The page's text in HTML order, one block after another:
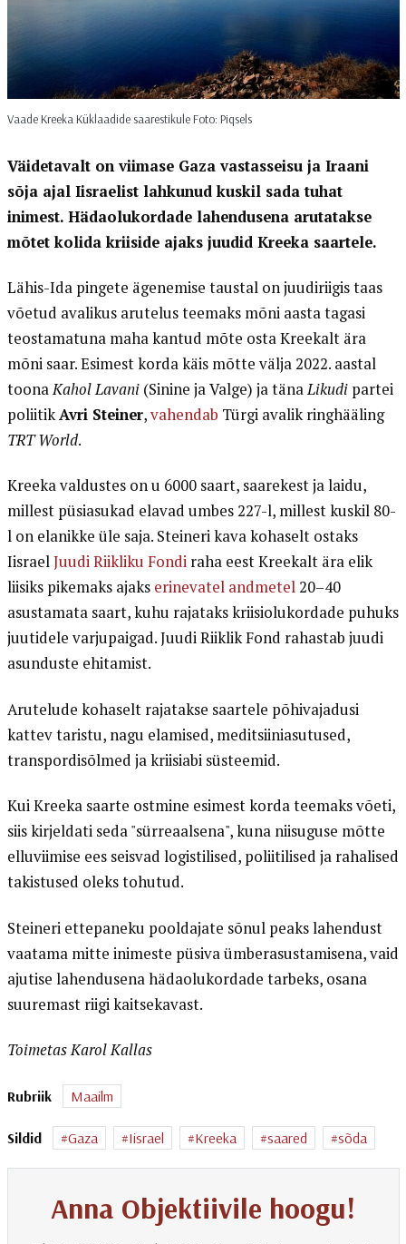
Vaade Kreeka Küklaadide saarestikule Foto: Piqsels
Väidetavalt on viimase Gaza vastasseisu ja Iraani
sõja ajal Iisraelist lahkunud kuskil sada tuhat
inimest. Hädaolukordade lahendusena arutatakse
mõtet kolida kriiside ajaks juudid Kreeka saartele.
Lähis-Ida pingete ägenemise taustal on juudiriigis taas
võetud avalikus arutelus teemaks mõni aasta tagasi
teostamatuna maha kantud mõte osta Kreekalt ära
mõni saar. Esimest korda käis mõtte välja 2022. aastal
toonaKahol Lavani(Sinine ja Valge) ja tänaLikudipartei
poliitikAvri Steiner,vahendab Türgi avalik ringhääling
TRT World.
Kreeka valdustes on u 6000 saart, saarekest ja laidu,
millest püsiasukad elavad umbes 227-l, millest kuskil 80-
l on elanikke üle saja. Steineri kava kohaselt ostaks
IisraelJuudi Riikliku Fondiraha eest Kreekalt ära elik
liisiks pikemaks ajaks erinevatel andmetel20–40
asustamata saart, kuhu rajataks kriisiolukordade puhuks
juutidele varjupaigad. Juudi Riiklik Fond rahastab juudi
asunduste ehitamist.
Arutelude kohaselt rajatakse saartele põhivajadusi
kattev taristu, nagu elamised, meditsiiniasutused,
transpordisõlmed ja kriisiabi süsteemid.
Kui Kreeka saarte ostmine esimest korda teemaks võeti,
siis kirjeldati seda "sürreaalsena", kuna niisuguse mõtte
elluviimise ees seisvad logistilised, poliitilised ja rahalised
takistused oleks tohutud.
Steineri ettepaneku pooldajate sõnul peaks lahendust
vaatama mitte inimeste püsiva ümberasustamisena, vaid
ajutise lahendusena hädaolukordade tarbeks, osana
suuremast riigi kaitsekavast.
Toimetas Karol Kallas
Rubriik Maailm
Sildid Gaza Iisrael Kreeka saared sõda
Anna Objektiivile hoogu!